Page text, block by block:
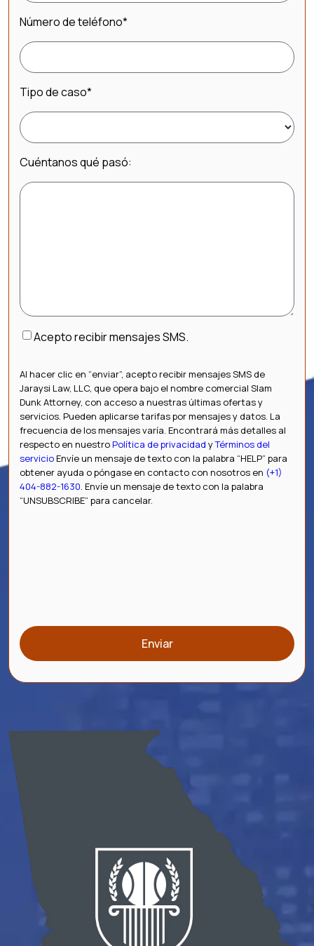
Número de teléfono*
Tipo de caso*
Cuéntanos qué pasó:
Consentimiento
Acepto recibir mensajes SMS.
Al hacer clic en “enviar”, acepto recibir mensajes SMS de
Jaraysi Law, LLC, que opera bajo el nombre comercial Slam
Dunk Attorney, con acceso a nuestras últimas ofertas y
servicios. Pueden aplicarse tarifas por mensajes y datos. La
frecuencia de los mensajes varía. Encontrará más detalles al
respecto en nuestroPolítica de privacidad yTérminos del
servicioEnvíe un mensaje de texto con la palabra “HELP” para
obtener ayuda o póngase en contacto con nosotros en (+1)
404-882-1630. Envíe un mensaje de texto con la palabra
“UNSUBSCRIBE” para cancelar.